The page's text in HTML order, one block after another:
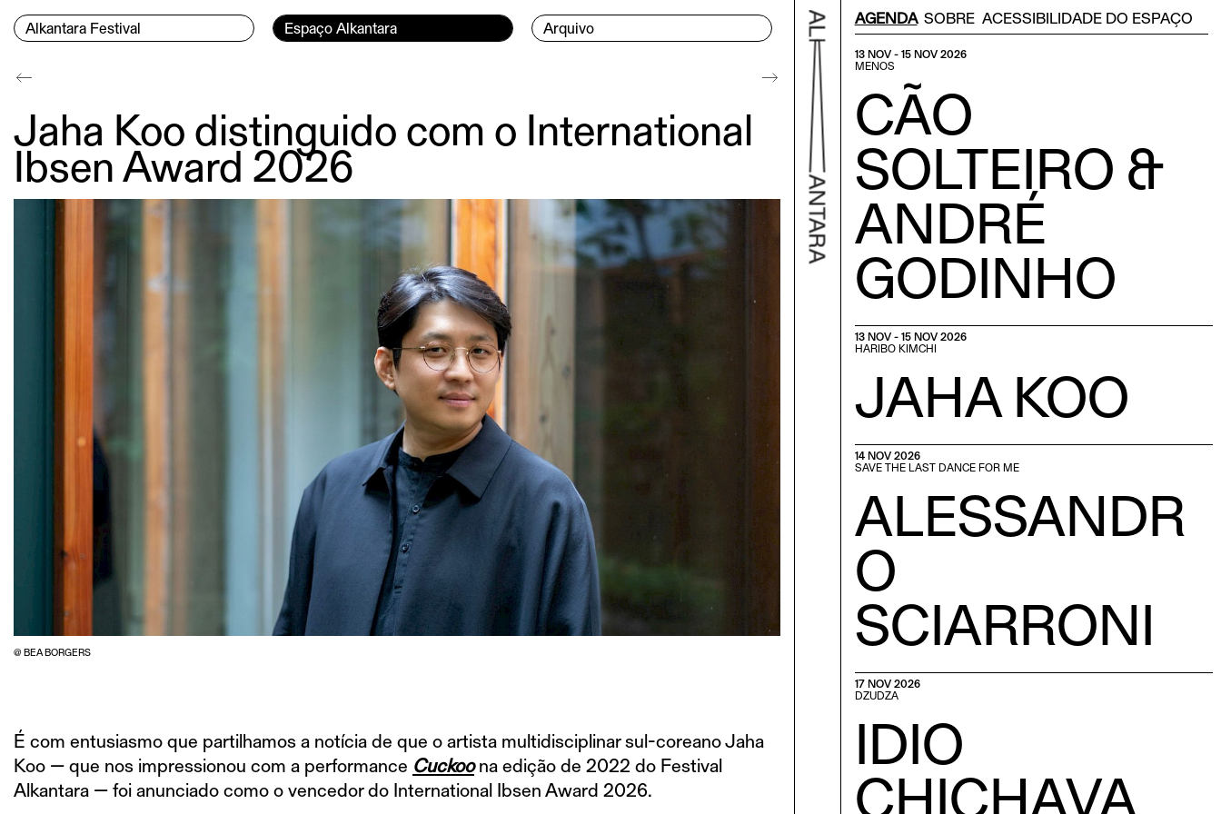
Menu Principal
Alkantara Festival Página currente:
Espaço Alkantara Arquivo
Conteúdo principal
Jaha Koo distinguido com o International
Ibsen Award 2026
@ BEA BORGERS
É com entusiasmo que partilhamos a notícia de que o artista multidisciplinar sul-coreano Jaha
Koo — que nos impressionou com a performance Cuckoona edição de 2022 do Festival
Alkantara — foi anunciado como o vencedor do International Ibsen Award 2026.
Menu Secondário
AGENDA SOBRE ACESSIBILIDADE DO ESPAÇO
13 NOV - 15 NOV 2026
MENOS
CÃO
SOLTEIRO &
ANDRÉ
GODINHO
13 NOV - 15 NOV 2026
HARIBO KIMCHI
JAHA KOO
14 NOV 2026
SAVE THE LAST DANCE FOR ME
ALESSANDR
O
SCIARRONI
17 NOV 2026
DZUDZA
IDIO
CHICHAVA